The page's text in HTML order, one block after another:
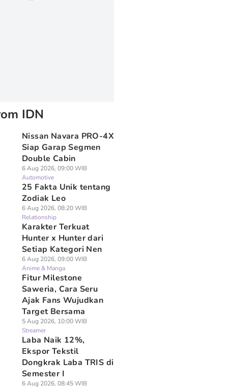
IDN
Nissan Navara PRO-4X
Siap Garap Segmen
Double Cabin
6 Aug 2026, 09:00 WIB
Automotive
25 Fakta Unik tentang
Zodiak Leo
6 Aug 2026, 08:20 WIB
Relationship
Karakter Terkuat
Hunter x Hunter dari
Setiap Kategori Nen
6 Aug 2026, 09:00 WIB
Anime & Manga
Fitur Milestone
Saweria, Cara Seru
Ajak Fans Wujudkan
Target Bersama
5 Aug 2026, 10:00 WIB
Streamer
Laba Naik 12%,
Ekspor Tekstil
Dongkrak Laba TRIS di
Semester I
6 Aug 2026, 08:45 WIB